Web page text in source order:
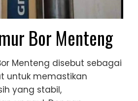
Bor Menteng
Menteng disebut sebagai
untuk memastikan
yang stabil,